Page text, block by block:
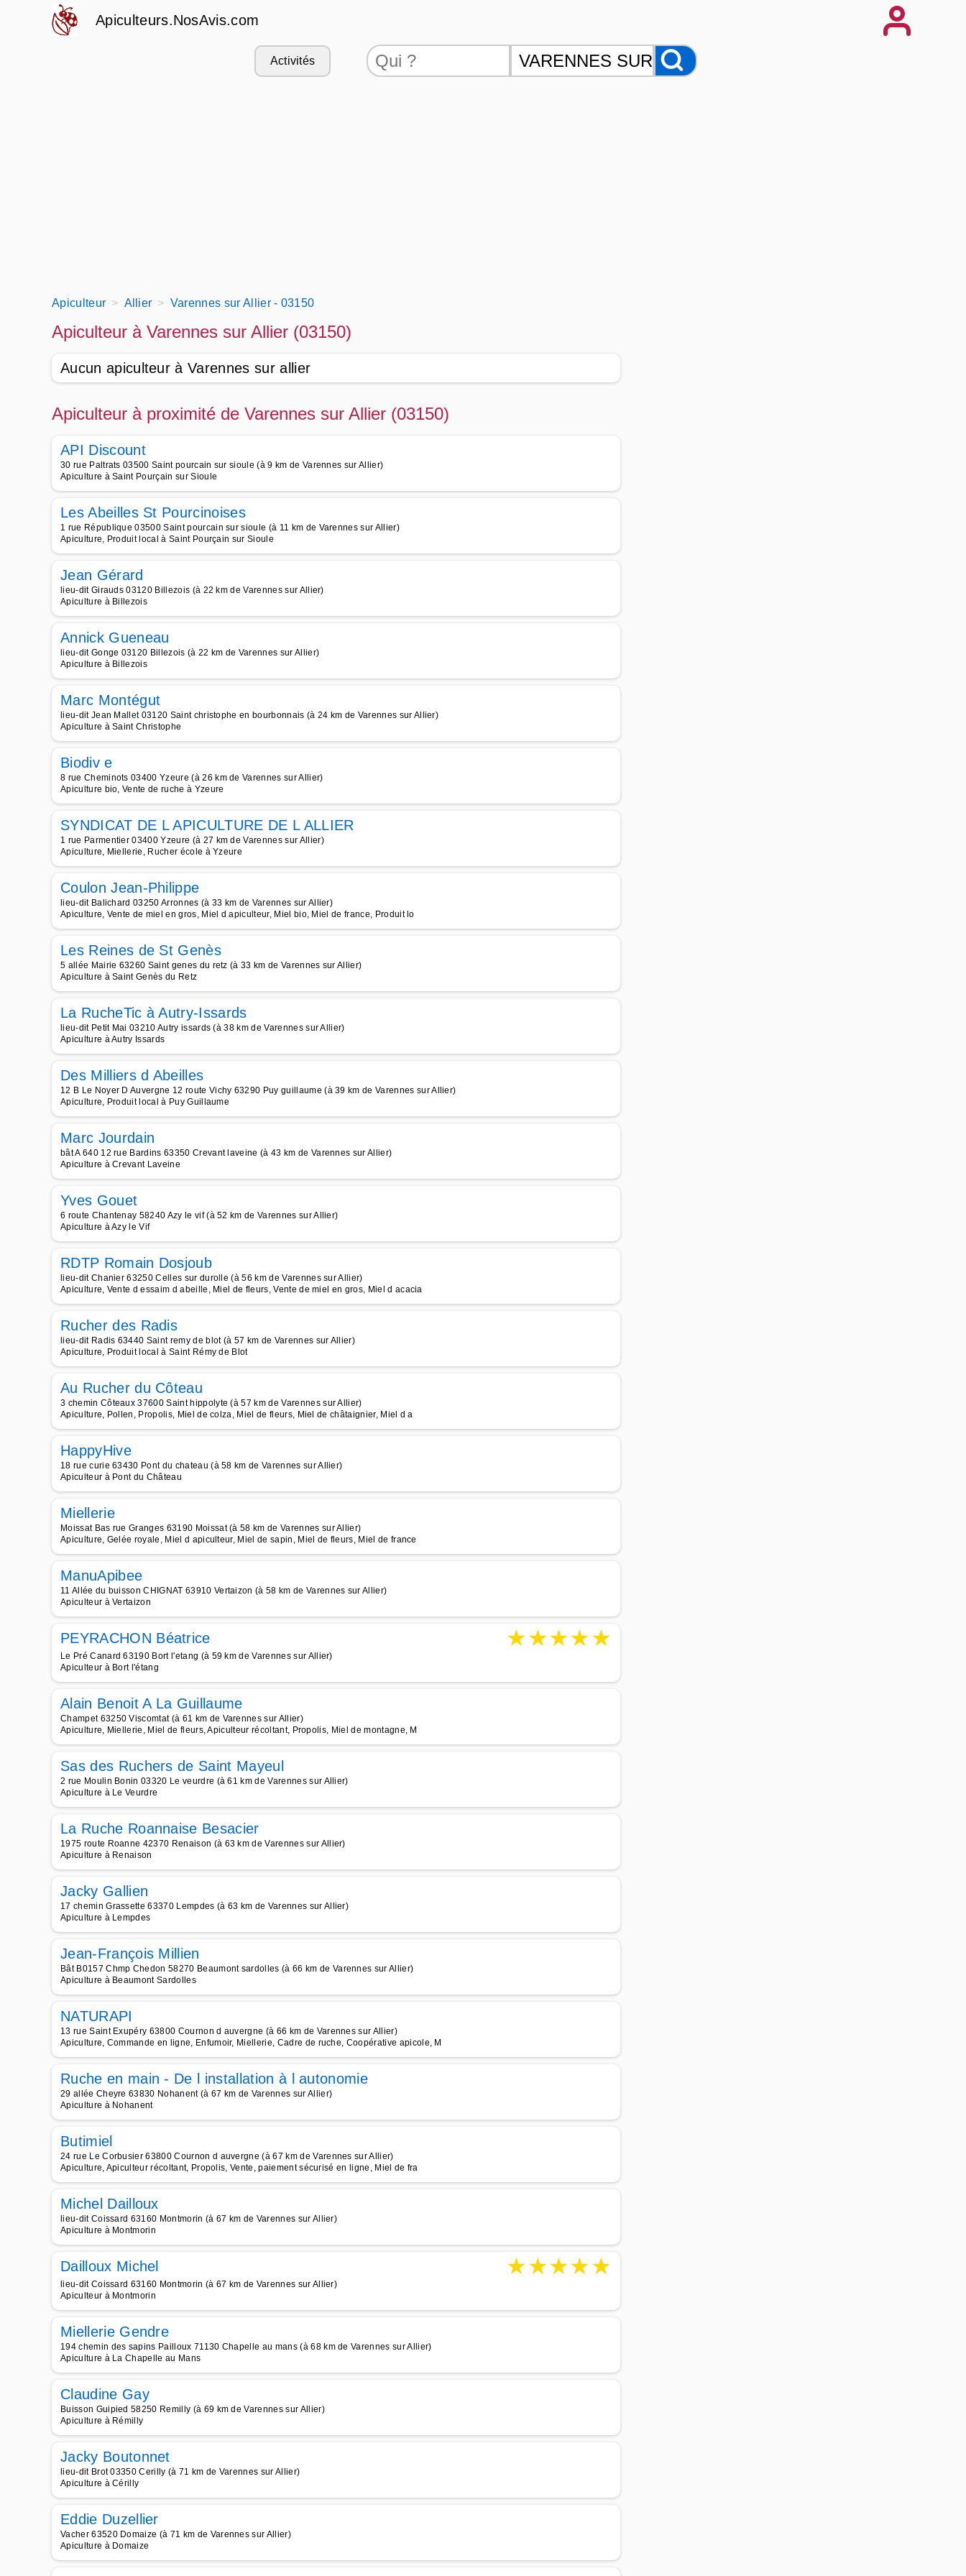
Apiculteurs.NosAvis.com
Activités
Apiculteur Allier Varennes sur Allier - 03150
Apiculteur à Varennes sur Allier (03150)
Aucun apiculteur à Varennes sur allier
Apiculteur à proximité de Varennes sur Allier (03150)
API Discount
30 rue Paltrats 03500 Saint pourcain sur sioule (à 9 km de Varennes sur Allier)
Apiculture à Saint Pourçain sur Sioule
Les Abeilles St Pourcinoises
1 rue République 03500 Saint pourcain sur sioule (à 11 km de Varennes sur Allier)
Apiculture, Produit local à Saint Pourçain sur Sioule
Jean Gérard
lieu-dit Girauds 03120 Billezois (à 22 km de Varennes sur Allier)
Apiculture à Billezois
Annick Gueneau
lieu-dit Gonge 03120 Billezois (à 22 km de Varennes sur Allier)
Apiculture à Billezois
Marc Montégut
lieu-dit Jean Mallet 03120 Saint christophe en bourbonnais (à 24 km de Varennes sur Allier)
Apiculture à Saint Christophe
Biodiv e
8 rue Cheminots 03400 Yzeure (à 26 km de Varennes sur Allier)
Apiculture bio, Vente de ruche à Yzeure
SYNDICAT DE L APICULTURE DE L ALLIER
1 rue Parmentier 03400 Yzeure (à 27 km de Varennes sur Allier)
Apiculture, Miellerie, Rucher école à Yzeure
Coulon Jean-Philippe
lieu-dit Balichard 03250 Arronnes (à 33 km de Varennes sur Allier)
Apiculture, Vente de miel en gros, Miel d apiculteur, Miel bio, Miel de france, Produit lo
Les Reines de St Genès
5 allée Mairie 63260 Saint genes du retz (à 33 km de Varennes sur Allier)
Apiculture à Saint Genès du Retz
La RucheTic à Autry-Issards
lieu-dit Petit Mai 03210 Autry issards (à 38 km de Varennes sur Allier)
Apiculture à Autry Issards
Des Milliers d Abeilles
12 B Le Noyer D Auvergne 12 route Vichy 63290 Puy guillaume (à 39 km de Varennes sur Allier)
Apiculture, Produit local à Puy Guillaume
Marc Jourdain
bât A 640 12 rue Bardins 63350 Crevant laveine (à 43 km de Varennes sur Allier)
Apiculture à Crevant Laveine
Yves Gouet
6 route Chantenay 58240 Azy le vif (à 52 km de Varennes sur Allier)
Apiculture à Azy le Vif
RDTP Romain Dosjoub
lieu-dit Chanier 63250 Celles sur durolle (à 56 km de Varennes sur Allier)
Apiculture, Vente d essaim d abeille, Miel de fleurs, Vente de miel en gros, Miel d acacia
Rucher des Radis
lieu-dit Radis 63440 Saint remy de blot (à 57 km de Varennes sur Allier)
Apiculture, Produit local à Saint Rémy de Blot
Au Rucher du Côteau
3 chemin Côteaux 37600 Saint hippolyte (à 57 km de Varennes sur Allier)
Apiculture, Pollen, Propolis, Miel de colza, Miel de fleurs, Miel de châtaignier, Miel d a
HappyHive
18 rue curie 63430 Pont du chateau (à 58 km de Varennes sur Allier)
Apiculteur à Pont du Château
Miellerie
Moissat Bas rue Granges 63190 Moissat (à 58 km de Varennes sur Allier)
Apiculture, Gelée royale, Miel d apiculteur, Miel de sapin, Miel de fleurs, Miel de france
ManuApibee
11 Allée du buisson CHIGNAT 63910 Vertaizon (à 58 km de Varennes sur Allier)
Apiculteur à Vertaizon
PEYRACHON Béatrice ★★★★★
Le Pré Canard 63190 Bort l'etang (à 59 km de Varennes sur Allier)
Apiculteur à Bort l'étang
Alain Benoit A La Guillaume
Champet 63250 Viscomtat (à 61 km de Varennes sur Allier)
Apiculture, Miellerie, Miel de fleurs, Apiculteur récoltant, Propolis, Miel de montagne, M
Sas des Ruchers de Saint Mayeul
2 rue Moulin Bonin 03320 Le veurdre (à 61 km de Varennes sur Allier)
Apiculture à Le Veurdre
La Ruche Roannaise Besacier
1975 route Roanne 42370 Renaison (à 63 km de Varennes sur Allier)
Apiculture à Renaison
Jacky Gallien
17 chemin Grassette 63370 Lempdes (à 63 km de Varennes sur Allier)
Apiculture à Lempdes
Jean-François Millien
Bât B0157 Chmp Chedon 58270 Beaumont sardolles (à 66 km de Varennes sur Allier)
Apiculture à Beaumont Sardolles
NATURAPI
13 rue Saint Exupéry 63800 Cournon d auvergne (à 66 km de Varennes sur Allier)
Apiculture, Commande en ligne, Enfumoir, Miellerie, Cadre de ruche, Coopérative apicole, M
Ruche en main - De l installation à l autonomie
29 allée Cheyre 63830 Nohanent (à 67 km de Varennes sur Allier)
Apiculture à Nohanent
Butimiel
24 rue Le Corbusier 63800 Cournon d auvergne (à 67 km de Varennes sur Allier)
Apiculture, Apiculteur récoltant, Propolis, Vente, paiement sécurisé en ligne, Miel de fra
Michel Dailloux
lieu-dit Coissard 63160 Montmorin (à 67 km de Varennes sur Allier)
Apiculture à Montmorin
Dailloux Michel ★★★★★
lieu-dit Coissard 63160 Montmorin (à 67 km de Varennes sur Allier)
Apiculteur à Montmorin
Miellerie Gendre
194 chemin des sapins Pailloux 71130 Chapelle au mans (à 68 km de Varennes sur Allier)
Apiculture à La Chapelle au Mans
Claudine Gay
Buisson Guipied 58250 Remilly (à 69 km de Varennes sur Allier)
Apiculture à Rémilly
Jacky Boutonnet
lieu-dit Brot 03350 Cerilly (à 71 km de Varennes sur Allier)
Apiculture à Cérilly
Eddie Duzellier
Vacher 63520 Domaize (à 71 km de Varennes sur Allier)
Apiculture à Domaize